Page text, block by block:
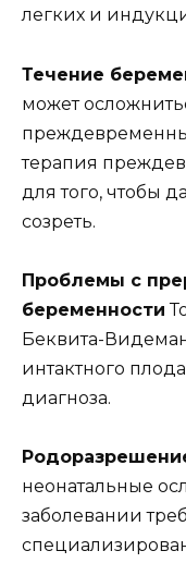
легких и
Течение
может
терапия
для того, чтобы
созреть.
Проблемы с
беременности
Беквита-
интактного
диагноза.
неонатальные
заболевании